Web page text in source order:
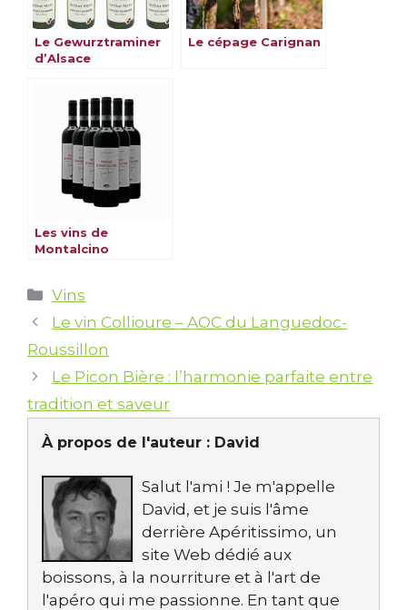
Le Gewurztraminer
d’Alsace
Le cépage Carignan
Les vins de
Montalcino
Catégories
Vins
Le vin Collioure – AOC du Languedoc-
Roussillon
Le Picon Bière : l’harmonie parfaite entre
tradition et saveur
À propos de l'auteur : David
Salut l'ami ! Je m'appelle
David, et je suis l'âme
derrière Apéritissimo, un
site Web dédié aux
boissons, à la nourriture et à l'art de
l'apéro qui me passionne. En tant que